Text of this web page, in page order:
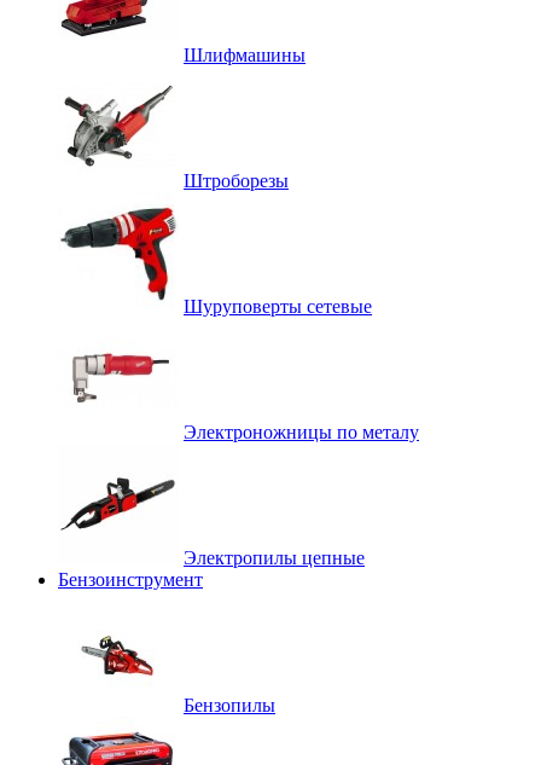
Шлифмашины
Штроборезы
Шуруповерты сетевые
Электроножницы по металу
Электропилы цепные
Бензоинструмент
Бензопилы